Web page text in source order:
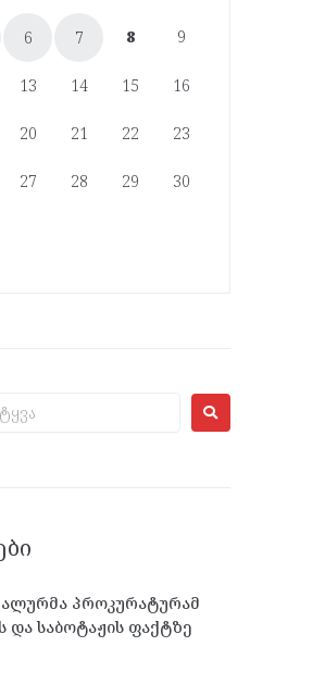
6 7 8 9
13 14 15 16
20 21 22 23
27 28 29 30
პროკურატურამ
საბოტაჟის ფაქტზე